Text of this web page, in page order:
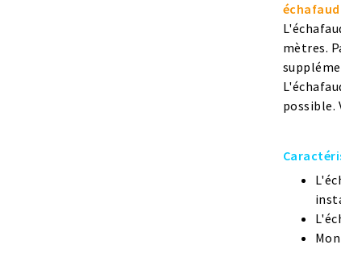
mètres.
possible.